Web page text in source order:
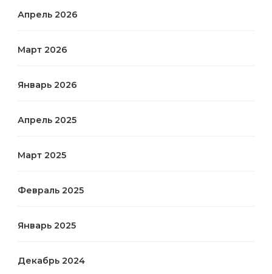
Апрель 2026
Март 2026
Январь 2026
Апрель 2025
Март 2025
Февраль 2025
Январь 2025
Декабрь 2024